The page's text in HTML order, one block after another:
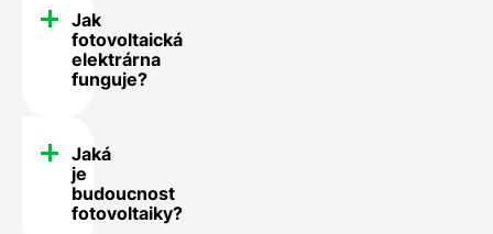
Jak
fotovoltaická
elektrárna
funguje?
Jaká
je
budoucnost
fotovoltaiky?